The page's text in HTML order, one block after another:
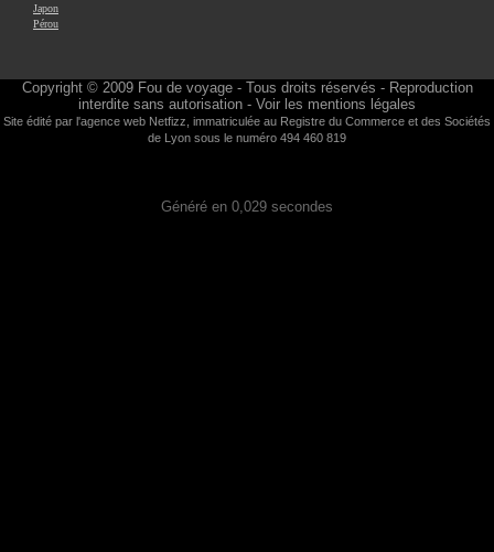
Japon
Pérou
Copyright © 2009 Fou de voyage- Tous droits réservés - Reproduction
interdite sans autorisation - Voir les mentions légales
Site édité par l'agence web Netfizz , immatriculée au Registre du Commerce et des Sociétés
de Lyon sous le numéro 494 460 819
Généré en 0,029 secondes